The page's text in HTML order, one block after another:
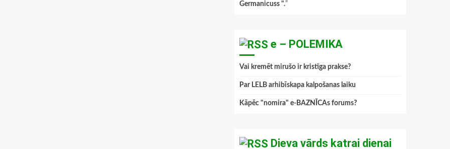
Germanicuss ".”
e – POLEMIKA
Vai kremēt mirušo ir kristīga prakse?
Par LELB arhibīskapa kalpošanas laiku
Kāpēc "nomira" e-BAZNĪCAs forums?
Dieva vārds katrai dienai